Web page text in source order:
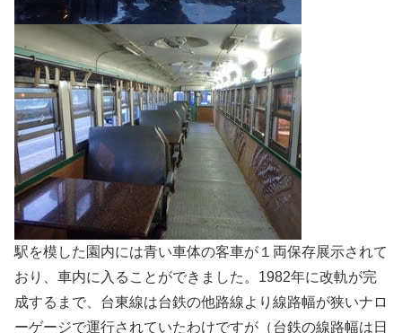
駅を模した園内には青い車体の客車が１両保存展示されて
おり、車内に入ることができました。1982年に改軌が完
成するまで、台東線は台鉄の他路線より線路幅が狭いナロ
ーゲージで運行されていたわけですが（台鉄の線路幅は日